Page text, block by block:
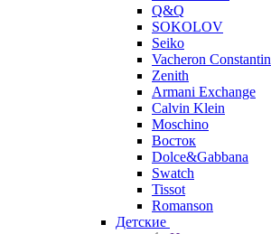
Q&Q
SOKOLOV
Seiko
Vacheron Constantin
Zenith
Armani Exchange
Calvin Klein
Moschino
Восток
Dolce&Gabbana
Swatch
Tissot
Romanson
Детские